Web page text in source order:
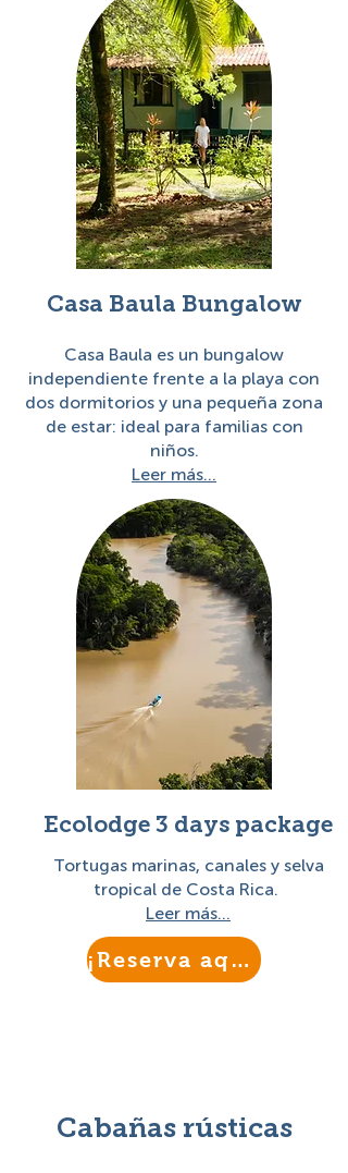
Casa Baula Bungalow
Casa Baula es un bungalow
independiente frente a la playa con
dos dormitorios y una pequeña zona
de estar: ideal para familias con
niños.
Leer más...
Ecolodge 3 days package
Tortugas marinas, canales y selva
tropical de Costa Rica.
Leer más...
¡Reserva aquí!
Cabañas rústicas